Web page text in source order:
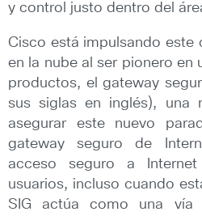
y control justo dentro del
Cisco está impulsando este
en la nube al ser pionero en
productos, el gateway
sus siglas en inglés), una
asegurar este nuevo
gateway seguro de
acceso seguro a
usuarios, incluso cuando
SIG actúa como una vía